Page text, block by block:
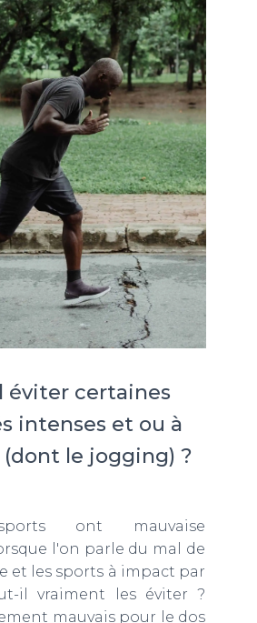
éviter certaines
intenses et ou à
le jogging) ?
ont mauvaise
l'on parle du mal de
et les sports à impact par
il vraiment les éviter ?
mauvais pour le dos